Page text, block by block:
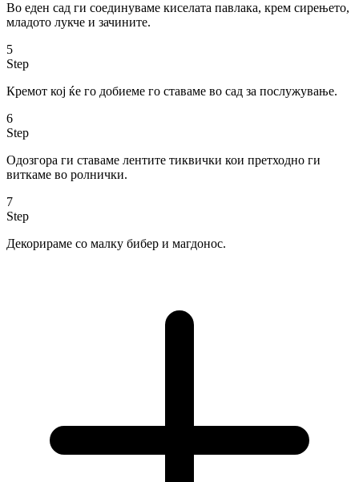
Во еден сад ги соединуваме киселата павлака, крем сирењето,
младото лукче и зачините.
5
Step
Кремот кој ќе го добиеме го ставаме во сад за послужување.
6
Step
Одозгора ги ставаме лентите тиквички кои претходно ги
виткаме во ролнички.
7
Step
Декорираме со малку бибер и магдонос.